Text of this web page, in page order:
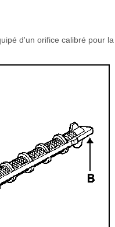
d'un orifice calibré pour la